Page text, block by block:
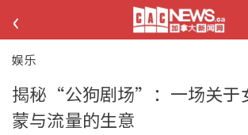
‹
娱乐
揭秘“公狗剧场”：一场关于
蒙与流量的生意